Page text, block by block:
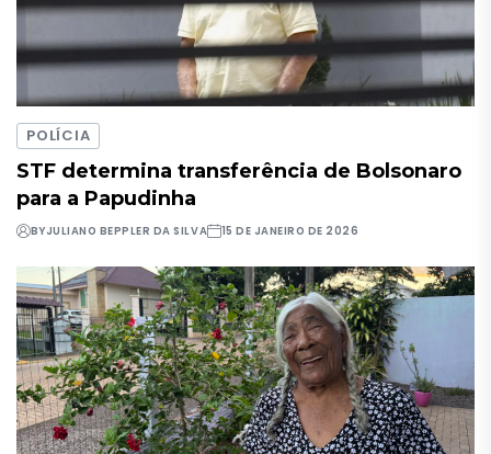
POLÍCIA
STF determina transferência de Bolsonaro
para a Papudinha
BYJULIANO BEPPLER DA SILVA 15 DE JANEIRO DE 2026